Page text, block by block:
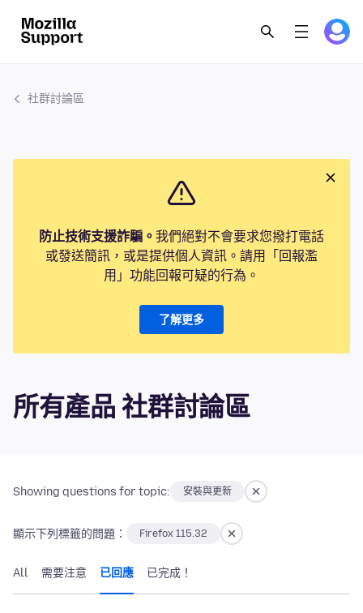
社群討論區
防止技術支援詐騙。 我們絕對不會要求您撥打電話
或發送簡訊，或是提供個人資訊。請用「回報濫
用」功能回報可疑的行為。
了解更多
所有產品 社群討論區
Showing questions for topic: 安裝與更新
顯示下列標籤的問題： Firefox 115.32
All 需要注意 已回應 已完成！